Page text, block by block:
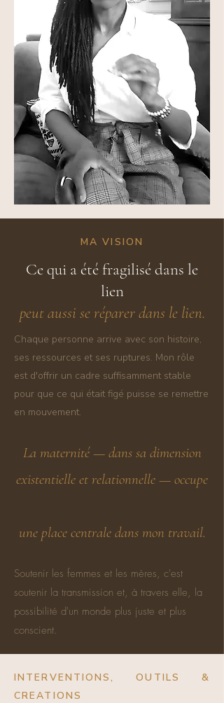
MA VISION
Ce qui a été fragilisé dans le
lien
peut aussi se réparer dans le lien.
Chaque personne arrive avec son histoire,
ses ressources et ses ruptures. Mon rôle
est d'offrir un cadre suffisamment stable
pour que ce qui était figé puisse se remettre
en mouvement.
La maternité — dans sa dimension
existentielle et relationnelle — occupe
une place centrale dans mon travail.
Soutenir les femmes et les mères, c'est
soutenir la transmission et, à travers elle, la
possibilité d'un monde plus juste et plus
conscient.
INTERVENTIONS, OUTILS &
CREATIONS